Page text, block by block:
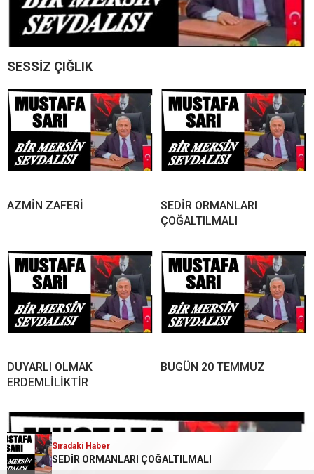
SESSİZ ÇIĞLIK
AZMİN ZAFERİ
SEDİR ORMANLARI
ÇOĞALTILMALI
DUYARLI OLMAK
ERDEMLİLİKTİR
BUGÜN 20 TEMMUZ
Sıradaki Haber
SEDİR ORMANLARI ÇOĞALTILMALI